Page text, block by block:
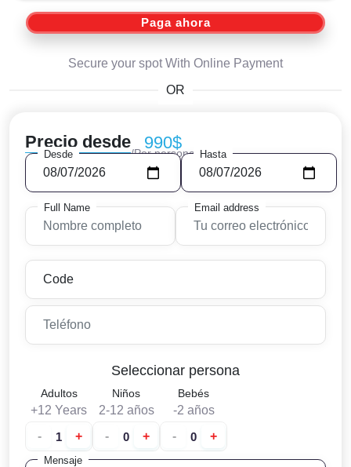
Paga ahora
Secure your spot With Online Payment
OR
Precio desde 990$
/Por persona
Desde Hasta
Full Name Email address
Seleccionar persona
Adultos
+12 Years
-
+
Niños
2-12 años
-
+
Bebés
-2 años
-
+
Mensaje